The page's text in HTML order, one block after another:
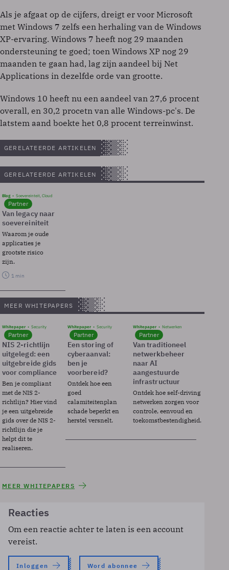
Als je afgaat op de cijfers, dreigt er voor Microsoft
met Windows 7 zelfs een herhaling van de Windows
XP-ervaring. Windows 7 heeft nog 29 maanden
ondersteuning te goed; toen Windows XP nog 29
maanden te gaan had, lag zijn aandeel bij Net
Applications in dezelfde orde van grootte.
Windows 10 heeft nu een aandeel van 27,6 procent
overall, en 30,2 procetn van alle Windows-pc's. De
latstem aand boekte het 0,8 procent terreinwinst.
GERELATEERDE ARTIKELEN
GERELATEERDE ARTIKELEN
Blog Soevereinteit, Cloud
Partner
Van legacy naar
soevereiniteit
Waarom je oude
applicaties je
grootste risico
zijn.
1 min
MEER WHITEPAPERS
Whitepaper Security
Partner
NIS 2-richtlijn
uitgelegd: een
uitgebreide gids
voor compliance
Ben je compliant
met de NIS 2-
richtlijn? Hier vind
je een uitgebreide
gids over de NIS 2-
richtlijn die je
helpt dit te
realiseren.
Whitepaper Security
Partner
Een storing of
cyberaanval:
ben je
voorbereid?
Ontdek hoe een
goed
calamiteitenplan
schade beperkt en
herstel versnelt.
Whitepaper Netwerken
Partner
Van traditioneel
netwerkbeheer
naar AI
aangestuurde
infrastructuur
Ontdek hoe self-driving
netwerken zorgen voor
controle, eenvoud en
toekomstbestendigheid.
MEER WHITEPAPERS
Reacties
Om een reactie achter te laten is een account
vereist.
Inloggen Word abonnee